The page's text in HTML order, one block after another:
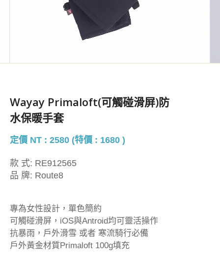
Wayay Primaloft(可觸碰滑屏)防
水保暖手套
定價 NT : 2580 (特價 : 1680 )
款 式: RE912565
品 牌: Route8
專為女性設計，單色簡約
可觸碰滑屏，iOS與Antroid均可靈活操作
抗暴雨，戶外滑雪 或者 寒流騎行必備
戶外黃金材質Primaloft 100g填充